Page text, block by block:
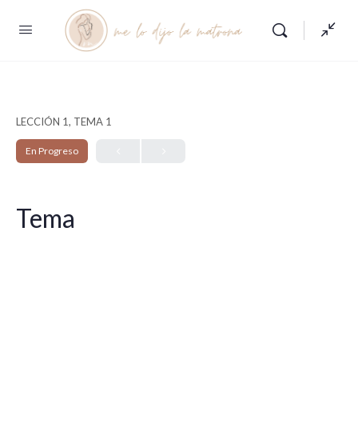
LECCIÓN 1, TEMA 1
En Progreso
Tema